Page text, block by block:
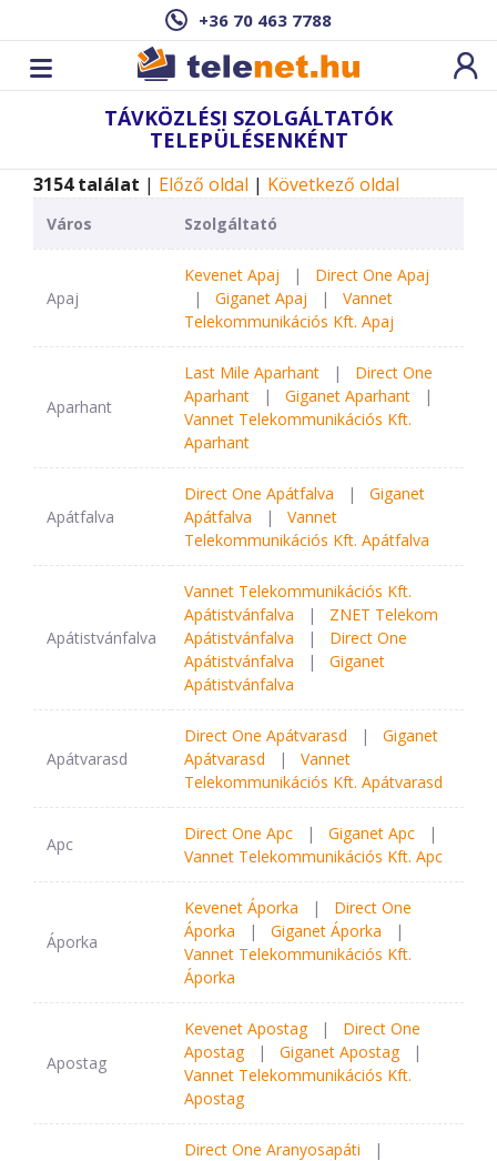
+36 70 463 7788
TÁVKÖZLÉSI SZOLGÁLTATÓK
TELEPÜLÉSENKÉNT
3154 találat | Előző oldal | Következő oldal
Város Szolgáltató
Apaj
Kevenet Apaj | Direct One Apaj
| Giganet Apaj | Vannet
Telekommunikációs Kft. Apaj
Aparhant
Last Mile Aparhant | Direct One
Aparhant
| Giganet Aparhant
|
Vannet Telekommunikációs Kft.
Aparhant
Apátfalva
Direct One Apátfalva | Giganet
Apátfalva
| Vannet
Telekommunikációs Kft. Apátfalva
Apátistvánfalva
Vannet Telekommunikációs Kft.
Apátistvánfalva
| ZNET Telekom
Apátistvánfalva
| Direct One
Apátistvánfalva
| Giganet
Apátistvánfalva
Apátvarasd
Direct One Apátvarasd | Giganet
Apátvarasd
| Vannet
Telekommunikációs Kft. Apátvarasd
Apc
Direct One Apc | Giganet Apc
|
Vannet Telekommunikációs Kft. Apc
Áporka
Kevenet Áporka | Direct One
Áporka
| Giganet Áporka
|
Vannet Telekommunikációs Kft.
Áporka
Apostag
Kevenet Apostag | Direct One
Apostag
| Giganet Apostag
|
Vannet Telekommunikációs Kft.
Apostag
Direct One Aranyosapáti
|